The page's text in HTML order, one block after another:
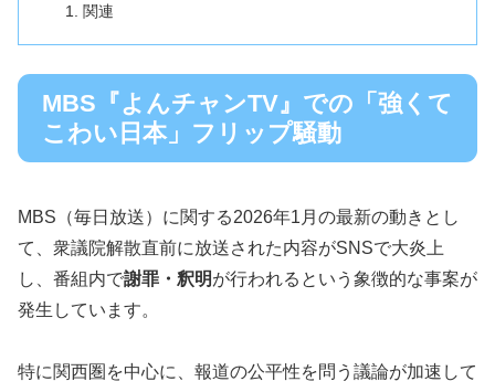
関連
MBS『よんチャンTV』での「強くて
こわい日本」フリップ騒動
MBS（毎日放送）に関する2026年1月の最新の動きとし
て、衆議院解散直前に放送された内容がSNSで大炎上
し、番組内で謝罪・釈明が行われるという象徴的な事案が
発生しています。
特に関西圏を中心に、報道の公平性を問う議論が加速して